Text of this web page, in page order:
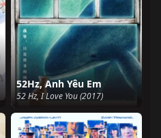
52Hz, Anh Yêu Em
52 Hz, I Love You (2017)